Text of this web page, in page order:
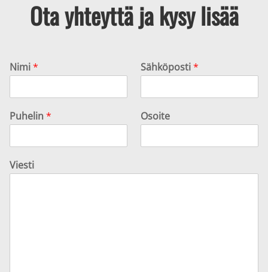
Ota yhteyttä ja kysy lisää
Nimi* Sähköposti*
Puhelin* Osoite
Viesti